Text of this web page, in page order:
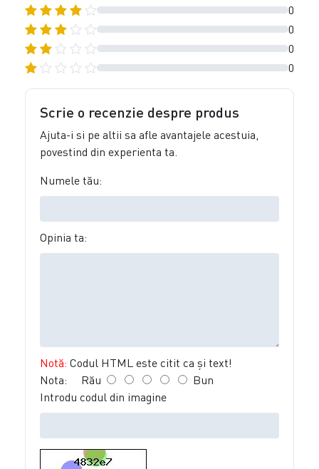
0
0
0
0
Scrie o recenzie despre produs
Ajuta-i si pe altii sa afle avantajele acestuia,
povestind din experienta ta.
Numele tău:
Opinia ta:
Notă: Codul HTML este citit ca şi text!
Nota: Rău
Bun
Introdu codul din imagine